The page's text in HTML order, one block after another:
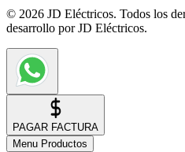
© 2026 JD Eléctricos. Todos los
desarrollo por JD Eléctricos.
PAGAR FACTURA
Menu Productos